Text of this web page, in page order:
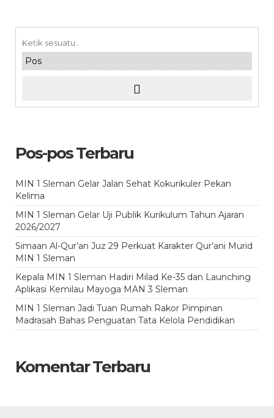
Pos-pos Terbaru
MIN 1 Sleman Gelar Jalan Sehat Kokurikuler Pekan
Kelima
MIN 1 Sleman Gelar Uji Publik Kurikulum Tahun Ajaran
2026/2027
Simaan Al-Qur’an Juz 29 Perkuat Karakter Qur’ani Murid
MIN 1 Sleman
Kepala MIN 1 Sleman Hadiri Milad Ke-35 dan Launching
Aplikasi Kemilau Mayoga MAN 3 Sleman
MIN 1 Sleman Jadi Tuan Rumah Rakor Pimpinan
Madrasah Bahas Penguatan Tata Kelola Pendidikan
Komentar Terbaru